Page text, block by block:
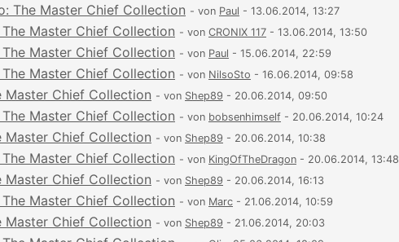
The Master Chief Collection - von Paul - 13.06.2014, 13:27
The Master Chief Collection - von CRONIX 117 - 13.06.2014, 13:50
The Master Chief Collection - von Paul - 15.06.2014, 22:59
The Master Chief Collection - von NilsoSto - 16.06.2014, 09:58
Master Chief Collection - von Shep89 - 20.06.2014, 09:50
The Master Chief Collection - von bobsenhimself - 20.06.2014, 10:24
Master Chief Collection - von Shep89 - 20.06.2014, 10:38
The Master Chief Collection - von KingOfTheDragon - 20.06.2014, 13:48
Master Chief Collection - von Shep89 - 20.06.2014, 16:13
The Master Chief Collection - von Marc - 21.06.2014, 10:59
Master Chief Collection - von Shep89 - 21.06.2014, 20:03